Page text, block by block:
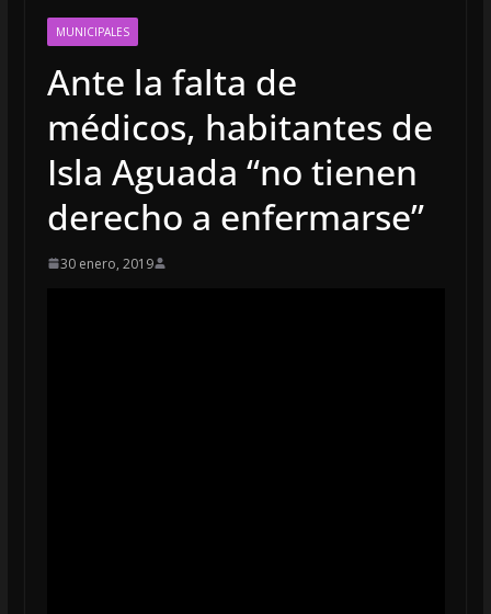
MUNICIPALES
Ante la falta de
médicos, habitantes de
Isla Aguada “no tienen
derecho a enfermarse”
30 enero, 2019